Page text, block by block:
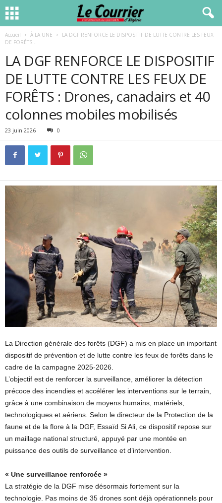
Accueil À LA UNE
LA DGF RENFORCE LE DISPOSITIF DE LUTTE CONTRE LES FEUX
DE FORÊTS...
LA DGF RENFORCE LE DISPOSITIF
DE LUTTE CONTRE LES FEUX DE
FORÊTS : Drones, canadairs et 40
colonnes mobiles mobilisés
23 juin 2026 0
La Direction générale des forêts (DGF) a mis en place un important
dispositif de prévention et de lutte contre les feux de forêts dans le
cadre de la campagne 2025-2026.
L’objectif est de renforcer la surveillance, améliorer la détection
précoce des incendies et accélérer les interventions sur le terrain,
grâce à une combinaison de moyens humains, matériels,
technologiques et aériens. Selon le directeur de la Protection de la
faune et de la flore à la DGF, Essaïd Si Ali, ce dispositif repose sur
un maillage national structuré, appuyé par une montée en
puissance des outils de surveillance et d’intervention.
« Une surveillance renforcée »
La stratégie de la DGF mise désormais fortement sur la
technologie. Pas moins de 35 drones sont déjà opérationnels pour